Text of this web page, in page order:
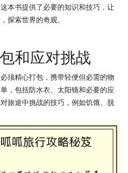
本书提供了必要的知识和技巧，让
探索世界的奇观。
和应对挑战
须精心打包，携带轻便但必需的物
，包括防水衣、太阳镜和必要的应
旅途中挑战的技巧，例如饥饿、脱